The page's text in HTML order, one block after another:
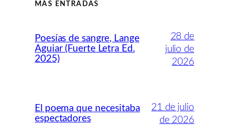
MÁS ENTRADAS
Poesías de sangre, Lange
Aguiar (Fuerte Letra Ed.
2025)
28 de
julio de
2026
El poema que necesitaba
espectadores
21 de julio
de 2026